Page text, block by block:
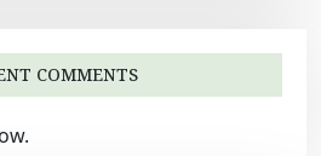
COMMENTS